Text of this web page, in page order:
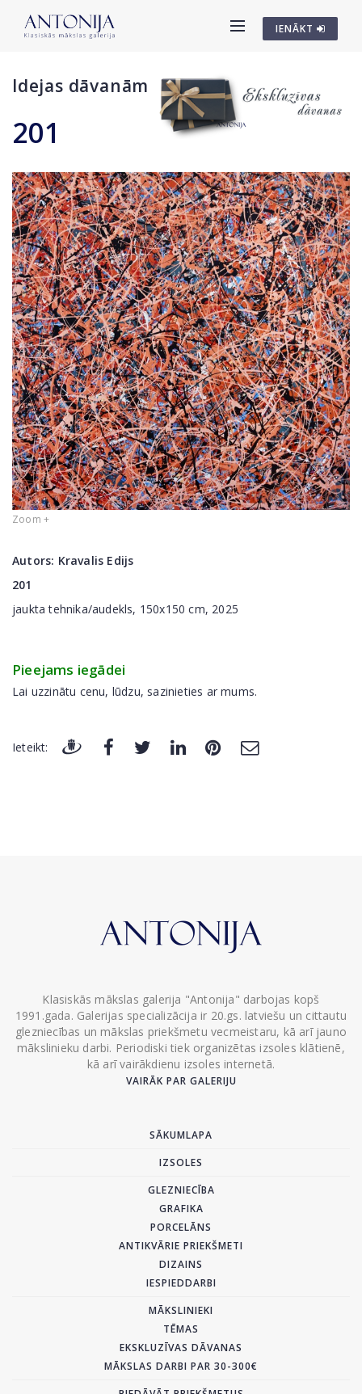
IENĀKT
Idejas dāvanām
201
Zoom +
Autors: Kravalis Edijs
201
jaukta tehnika/audekls, 150x150 cm, 2025
Pieejams iegādei
Lai uzzinātu cenu, lūdzu, sazinieties ar mums.
Ieteikt:
Klasiskās mākslas galerija "Antonija" darbojas kopš
1991.gada. Galerijas specializācija ir 20.gs. latviešu un cittautu
glezniecības un mākslas priekšmetu vecmeistaru, kā arī jauno
mākslinieku darbi. Periodiski tiek organizētas izsoles klātienē,
kā arī vairākdienu izsoles internetā.
VAIRĀK PAR GALERIJU
SĀKUMLAPA
IZSOLES
GLEZNIECĪBA
GRAFIKA
PORCELĀNS
ANTIKVĀRIE PRIEKŠMETI
DIZAINS
IESPIEDDARBI
MĀKSLINIEKI
TĒMAS
EKSKLUZĪVAS DĀVANAS
MĀKSLAS DARBI PAR 30-300€